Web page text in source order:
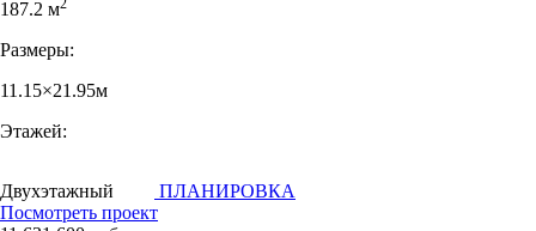
187.2 м2
Размеры:
11.15×21.95м
Этажей:
Двухэтажный
ПЛАНИРОВКА
Посмотреть проект